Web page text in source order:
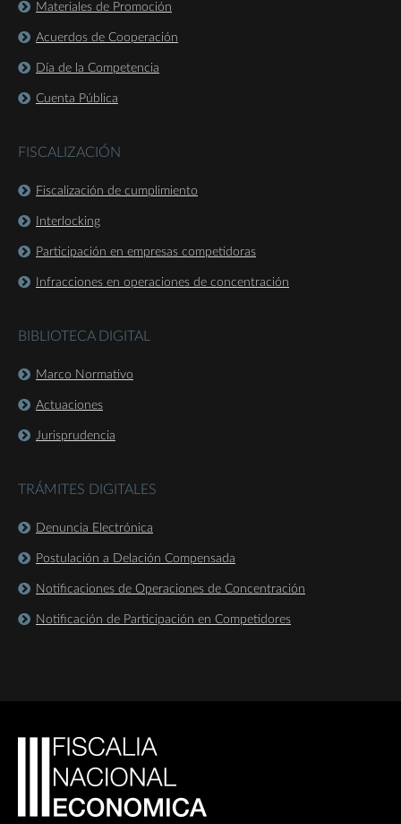
Materiales de Promoción
Acuerdos de Cooperación
Día de la Competencia
Cuenta Pública
FISCALIZACIÓN
Fiscalización de cumplimiento
Interlocking
Participación en empresas competidoras
Infracciones en operaciones de concentración
BIBLIOTECA DIGITAL
Marco Normativo
Actuaciones
Jurisprudencia
TRÁMITES DIGITALES
Denuncia Electrónica
Postulación a Delación Compensada
Notificaciones de Operaciones de Concentración
Notificación de Participación en Competidores